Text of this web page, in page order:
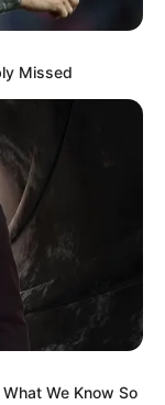
Missed
We Know So